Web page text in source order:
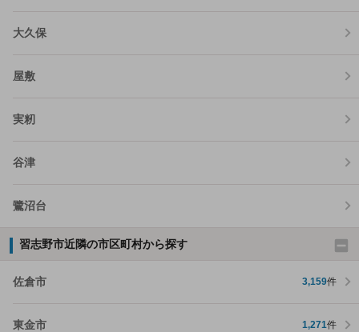
大久保
屋敷
実籾
谷津
鷺沼台
習志野市近隣の市区町村から探す
佐倉市 3,159件
東金市 1,271件